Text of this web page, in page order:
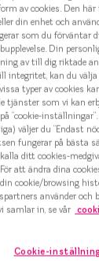
du har?
av cookies. Den
din enhet och
som du förväntar
Din
av till dig riktade
integritet, kan du
typer av cookies
tjänster som vi kan
”cookie-
väljer du ”Endast
fungerar på bästa
ditt cookies-
att ändra dina
cookie/browsing
använder och
samlar in, se vår
Cookie-